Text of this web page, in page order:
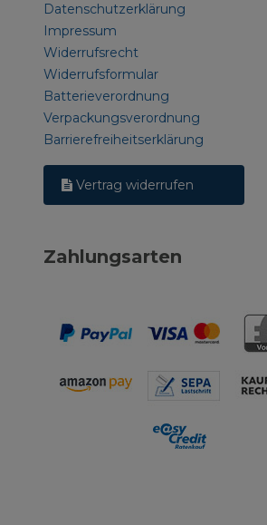
Datenschutzerklärung
Impressum
Widerrufsrecht
Widerrufsformular
Batterieverordnung
Verpackungsverordnung
Barrierefreiheitserklärung
Vertrag widerrufen
Zahlungsarten